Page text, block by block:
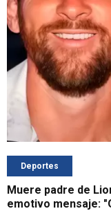
Deportes
Muere padre de
emotivo mensaje: